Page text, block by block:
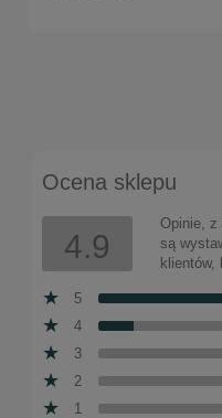
Ocena sklepu
4.9
Opinie, z
są
klientów,
5
4
3
2
1